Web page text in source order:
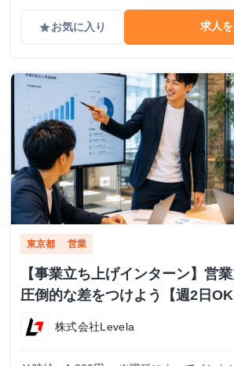
gradeお気に入り 求人
東京都 営業
【事業立ち上げインターン】営
圧倒的な差をつけよう【週2日OK
株式会社Levela